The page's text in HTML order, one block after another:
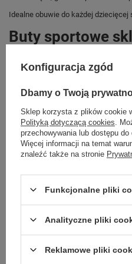
Idealne obuwie do każdej dziecięcej
Buty sportowe
30, 31, 32, 33, 34.
Twojej rodziny.
Kupując w naszym sklepie
oryginalny i pochodzi z oficjalnej
W ciągu 30 dni możesz dokonać
Marka
Symbol
Konfiguracja zgód
Dbamy o Twoją
Sklep korzysta z plików cookie
Polityką dotyczącą cookies .
przechowywania lub dostępu do
Więcej informacji na temat
znaleźć także na stronie
Funkcjonalne pliki
Analityczne pliki
Reklamowe pliki